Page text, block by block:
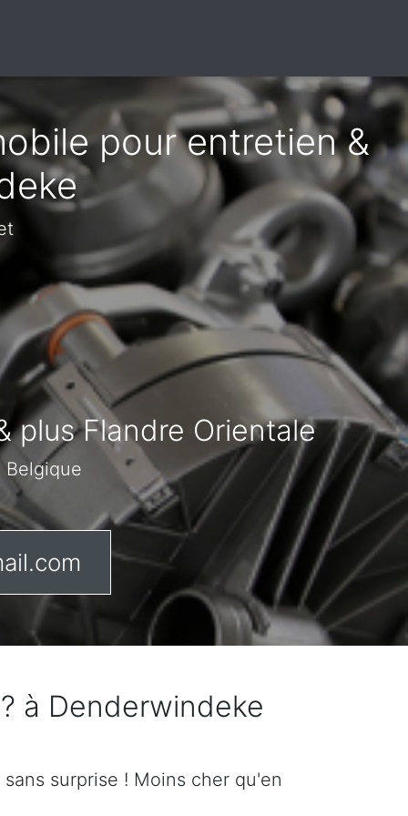
pour entretien &
plus Flandre Orientale
à Denderwindeke
surprise ! Moins cher qu'en